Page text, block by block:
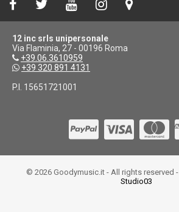
12 inc srls unipersonale
Via Flaminia, 27 - 00196 Roma
+39.06.3610959
+39 320 891 4131
P.I. 15651721001
© 2026 Goodymusic.it - All rights reserved
Studio03